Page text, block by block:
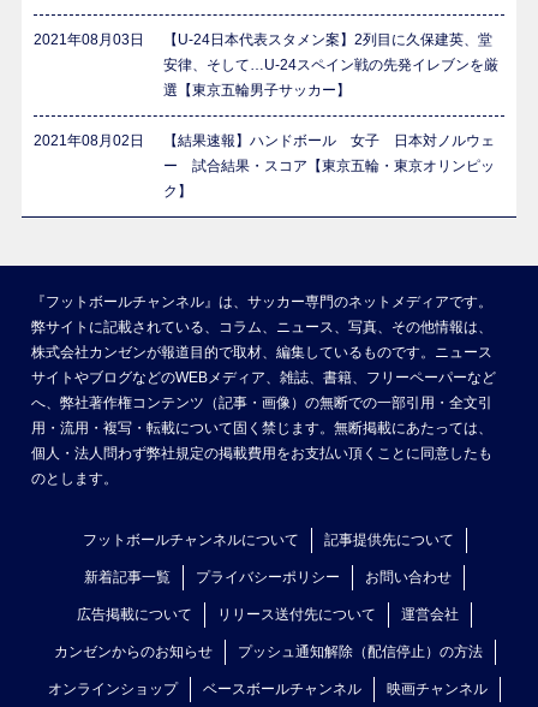
2021年08月03日
【U-24日本代表スタメン案】2列目に久保建英、堂
安律、そして…U-24スペイン戦の先発イレブンを厳
選【東京五輪男子サッカー】
2021年08月02日
【結果速報】ハンドボール 女子 日本対ノルウェ
ー 試合結果・スコア【東京五輪・東京オリンピッ
ク】
『フットボールチャンネル』は、サッカー専門のネットメディアです。
弊サイトに記載されている、コラム、ニュース、写真、その他情報は、
株式会社カンゼンが報道目的で取材、編集しているものです。ニュース
サイトやブログなどのWEBメディア、雑誌、書籍、フリーペーパーなど
へ、弊社著作権コンテンツ（記事・画像）の無断での一部引用・全文引
用・流用・複写・転載について固く禁じます。無断掲載にあたっては、
個人・法人問わず弊社規定の掲載費用をお支払い頂くことに同意したも
のとします。
フットボールチャンネルについて 記事提供先について
新着記事一覧 プライバシーポリシー お問い合わせ
広告掲載について リリース送付先について 運営会社
カンゼンからのお知らせ プッシュ通知解除（配信停止）の方法
オンラインショップ ベースボールチャンネル 映画チャンネル